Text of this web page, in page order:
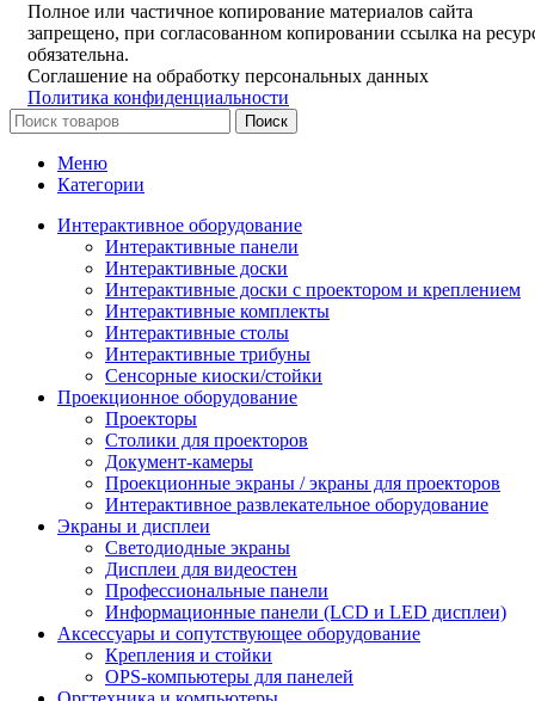
Полное или частичное копирование материалов сайта
запрещено, при согласованном копировании ссылка на
обязательна.
Соглашение на обработку персональных данных
Политика конфиденциальности
Поиск
Меню
Категории
Интерактивное оборудование
Интерактивные панели
Интерактивные доски
Интерактивные доски с проектором и креплением
Интерактивные комплекты
Интерактивные столы
Интерактивные трибуны
Сенсорные киоски/стойки
Проекционное оборудование
Проекторы
Столики для проекторов
Документ-камеры
Проекционные экраны / экраны для проекторов
Интерактивное развлекательное оборудование
Экраны и дисплеи
Светодиодные экраны
Дисплеи для видеостен
Профессиональные панели
Информационные панели (LCD и LED дисплеи)
Аксессуары и сопутствующее оборудование
Крепления и стойки
OPS-компьютеры для панелей